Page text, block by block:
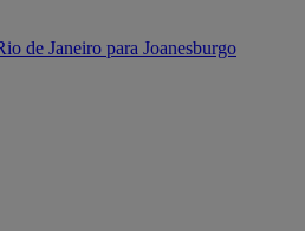
de Janeiro para Joanesburgo